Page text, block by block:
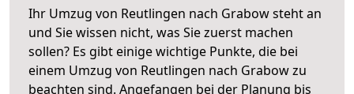
Ihr Umzug von Reutlingen nach Grabow steht an
und Sie wissen nicht, was Sie zuerst machen
sollen? Es gibt einige wichtige Punkte, die bei
einem Umzug von Reutlingen nach Grabow zu
beachten sind. Angefangen bei der Planung bis